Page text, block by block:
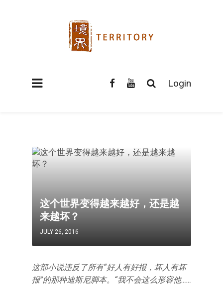
Login
这个世界变得越来越好，还是越
来越坏？
JULY 26, 2016
这部小说违反了所有“好人有好报，坏人有坏
报”的那种迪斯尼脚本。“我不会这么形容他……